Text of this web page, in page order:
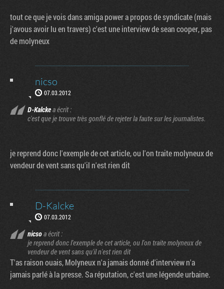
tout ce que je vois dans amiga power a propos de syndicate (mais
j'avous avoir lu en travers) c'est une interview de sean cooper, pas
de molyneux
nicso
07.03.2012
D-Kalckea écrit :
c'est que je trouve très gonflé de rejeter la faute sur les journalistes.
je reprend donc l'exemple de cet article, ou l'on traite molyneux de
vendeur de vent sans qu'il n'est rien dit
D-Kalcke
07.03.2012
nicsoa écrit :
je reprend donc l'exemple de cet article, ou l'on traite molyneux de
vendeur de vent sans qu'il n'est rien dit
T'as raison ouais, Molyneux n'a jamais donné d'interview n'a
jamais parlé à la presse. Sa réputation, c'est une légende urbaine.
Factornews